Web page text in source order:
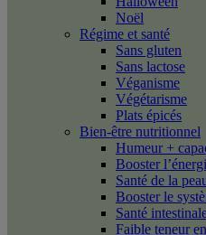
Noël
Régime et santé
Sans gluten
Sans lactose
Véganisme
Végétarisme
Plats épicés
Bien-être nutritionnel
Humeur +
Booster
Santé de la
Booster le
Santé
Faible teneur